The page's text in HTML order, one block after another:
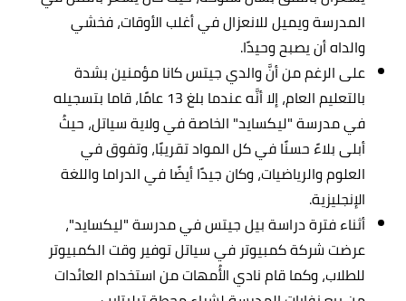
المدرسة ويميل للانعزال في أغلب الأوقات، فخشي
والداه أن يصبح وحيدًا.
على الرغم من أنَّ والدي جيتس كانا مؤمنين بشدة
بالتعليم العام، إلا أنَّه عندما بلغ 13 عامًا، قاما بتسجيله
في مدرسة "ليكسايد" الخاصة في ولاية سياتل، حيثُ
أبلى بلاءً حسنًا في كل المواد تقريبًا، وتفوق في
العلوم والرياضيات، وكان جيدًا أيضًا في الدراما واللغة
الإنجليزية.
أثناء فترة دراسة بيل جيتس في مدرسة "ليكسايد"،
عرضت شركة كمبيوتر في سياتل توفير وقت الكمبيوتر
للطلاب، وكما قام نادي الأُمهات من استخدام العائدات